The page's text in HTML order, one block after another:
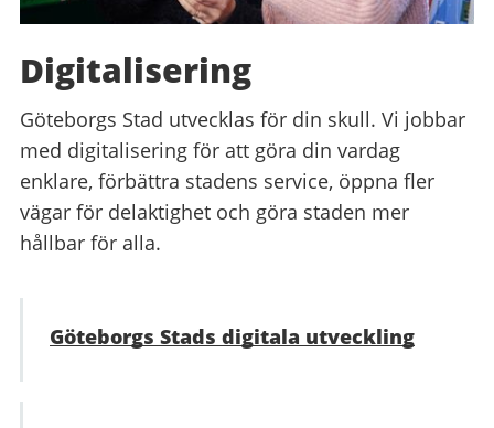
Digitalisering
Göteborgs Stad utvecklas för din skull. Vi jobbar
med digitalisering för att göra din vardag
enklare, förbättra stadens service, öppna fler
vägar för delaktighet och göra staden mer
hållbar för alla.
Göteborgs Stads digitala utveckling